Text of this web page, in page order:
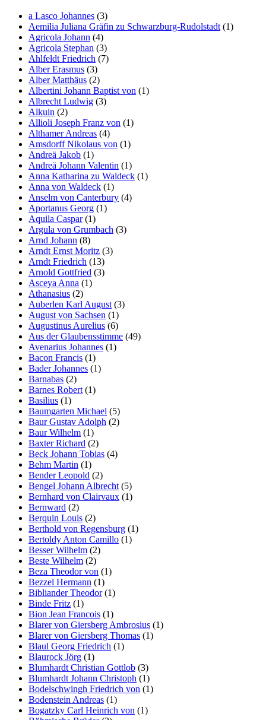
a Lasco Johannes (3)
Aemilia Juliana Gräfin zu Schwarzburg-Rudolstadt (1)
Agricola Johann (4)
Agricola Stephan (3)
Ahlfeldt Friedrich (7)
Alber Erasmus (3)
Alber Matthäus (2)
Albertini Johann Baptist von (1)
Albrecht Ludwig (3)
Alkuin (2)
Allioli Joseph Franz von (1)
Althamer Andreas (4)
Amsdorff Nikolaus von (1)
Andreä Jakob (1)
Andreä Johann Valentin (1)
Anna Katharina zu Waldeck (1)
Anna von Waldeck (1)
Anselm von Canterbury (4)
Aportanus Georg (1)
Aquila Caspar(1)
Argula von Grumbach (3)
Arnd Johann (8)
Arndt Ernst Moritz (3)
Arndt Friedrich (13)
Arnold Gottfried (3)
Asceya Anna (1)
Athanasius (2)
Auberlen Karl August (3)
August von Sachsen (1)
Augustinus Aurelius (6)
Aus der Glaubensstimme (49)
Avenarius Johannes (1)
Bacon Francis (1)
Bader Johannes (1)
Barnabas (2)
Barnes Robert (1)
Basilius (1)
Baumgarten Michael (5)
Baur Gustav Adolph (2)
Baur Wilhelm (1)
Baxter Richard (2)
Beck Johann Tobias (4)
Behm Martin (1)
Bender Leopold (2)
Bengel Johann Albrecht (5)
Bernhard von Clairvaux (1)
Bernward (2)
Berquin Louis (2)
Berthold von Regensburg (1)
Bertoldy Anton Camillo (1)
Besser Wilhelm (2)
Beste Wilhelm (2)
Beza Theodor von (1)
Bezzel Hermann (1)
Bibliander Theodor(1)
Binde Fritz (1)
Bion Jean Francois (1)
Blarer von Giersberg Ambrosius (1)
Blarer von Giersberg Thomas (1)
Blaul Georg Friedrich (1)
Blaurock Jörg (1)
Blumhardt Christian Gottlob (3)
Blumhardt Johann Christoph (1)
Bodelschwingh Friedrich von (1)
Bodenstein Andreas (1)
Bogatzky Carl Heinrich von (1)